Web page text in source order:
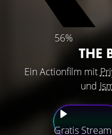
56%
THE
Ein Actionfilm mit
und
Gratis